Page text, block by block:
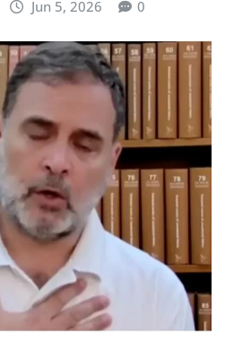
Jun 5, 2026 0